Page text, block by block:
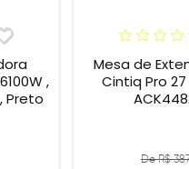
,
Preto
Mesa de
Cintiq Pro
De R$